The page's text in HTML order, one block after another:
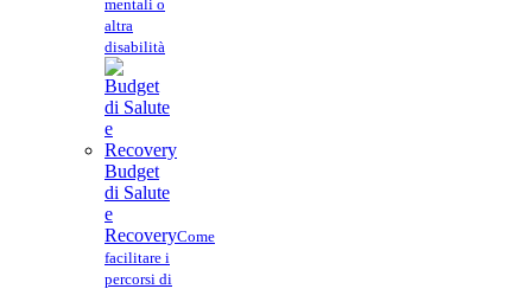
mentali o
altra
disabilità
Budget
di Salute
e
RecoveryCome
facilitare i
percorsi di